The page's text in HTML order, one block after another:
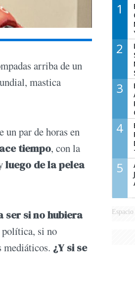
arriba de un
mastica
par de horas en
tiempo, con la
luego de la pelea
ser si no hubiera
si no
mediáticos. ¿Y si se
1
2
3
4
5